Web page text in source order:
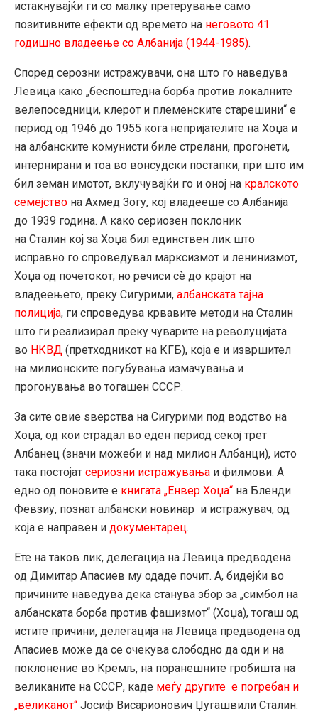
истакнувајќи ги со малку претерување само
позитивните ефекти од времето на неговото 41
годишно владеење со Албанија (1944-1985).
Според серозни истражувачи, она што го наведува
Левица како „беспоштедна борба против локалните
велепоседници, клерот и племенските старешини“ е
период од 1946 до 1955 кога непријателите на Хоџа и
на албанските комунисти биле стрелани, прогонети,
интернирани и тоа во вонсудски постапки, при што им
бил земан имотот, вклучувајќи го и оној на кралското
семејство на Ахмед Зогу, кој владееше со Албанија
до 1939 година. А како сериозен поклоник
на Сталин кој за Хоџа бил единствен лик што
исправно го спроведувал марксизмот и ленинизмот,
Хоџа од почетокот, но речиси сè до крајот на
владеењето, преку Сигурими, албанската тајна
полиција, ги спроведува крвавите методи на Сталин
што ги реализирал преку чуварите на револуцијата
во НКВД (претходникот на КГБ), која е и извршител
на милионските погубувања измачувања и
прогонувања во тогашен СССР.
За сите овие ѕверства на Сигурими под водство на
Хоџа, од кои страдал во еден период секој трет
Албанец (значи можеби и над милион Албанци), исто
така постојат сериозни истражувања и филмови. А
едно од поновите е книгата „Енвер Хоџа“ на Бленди
Февзиу, познат албански новинар и истражувач, од
која е направен и документарец.
Ете на таков лик, делегација на Левица предводена
од Димитар Апасиев му одаде почит. А, бидејќи во
причините наведува дека станува збор за „симбол на
албанската борба против фашизмот“ (Хоџа), тогаш од
истите причини, делегација на Левица предводена од
Апасиев може да се очекува слободно да оди и на
поклонение во Кремљ, на поранешните гробишта на
великаните на СССР, каде меѓу другите е погребан и
„великанот“ Јосиф Висарионович Џугашвили Сталин.